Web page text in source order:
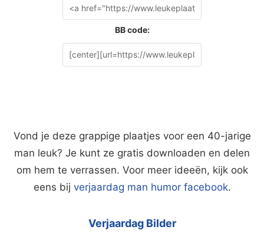
BB code:
Vond je deze grappige plaatjes voor een 40-jarige
man leuk? Je kunt ze gratis downloaden en delen
om hem te verrassen. Voor meer ideeën, kijk ook
eens bij verjaardag man humor facebook.
Verjaardag Bilder